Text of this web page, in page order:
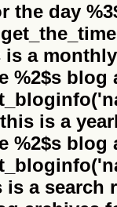
the day
a
%2$s blog
is a
%2$s blog
a search